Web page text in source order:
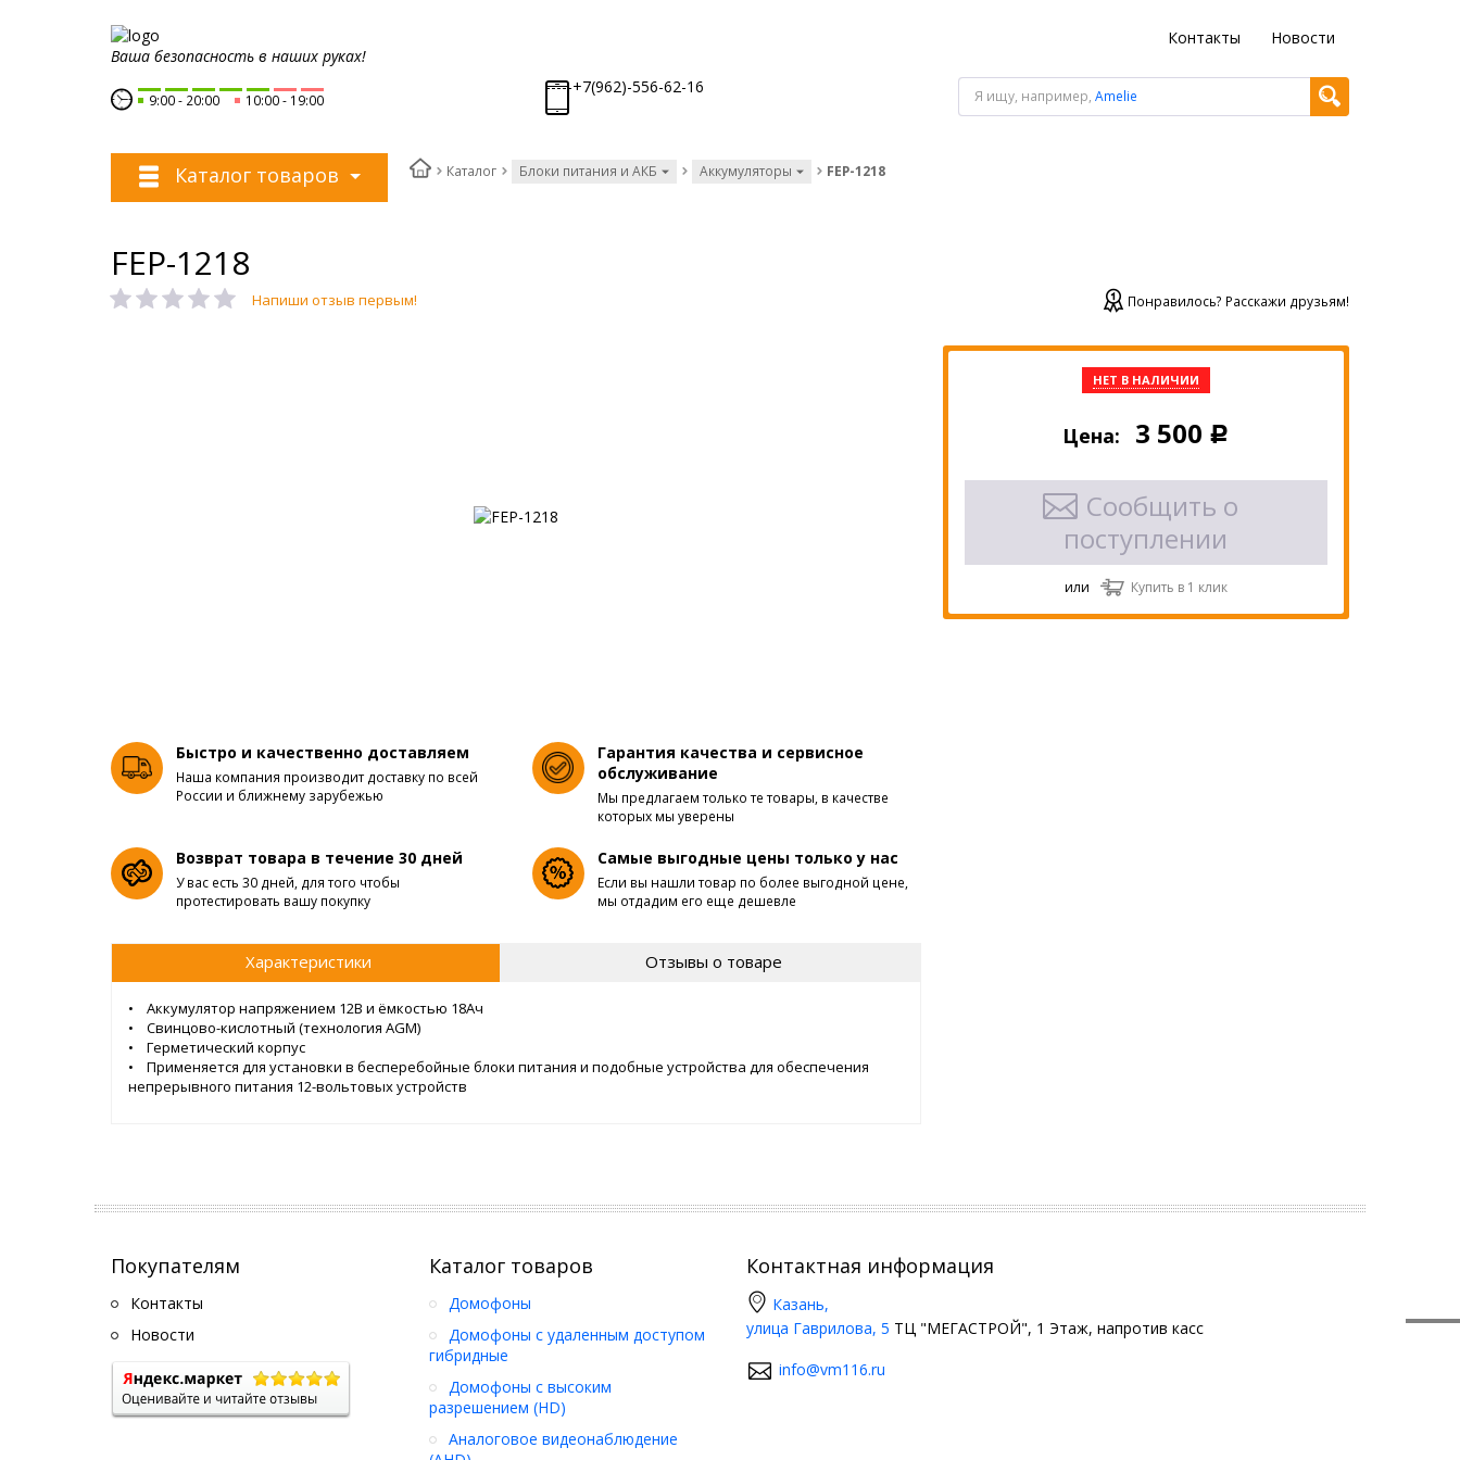
Контакты
Новости
Ваша безопасность в наших руках!
9:00 20:00 10:00 19:00
-----+7(962)-556-62-16 Я ищу, например, Amelie
Каталог товаров Каталог Блоки питания и АКБ Аккумуляторы FEP-1218
FEP-1218
Напиши отзыв первым! Понравилось? Расскажи друзьям!
НЕТ В НАЛИЧИИ
Цена: 3 500 Р
Сообщить о
поступлении
или Купить в 1 клик
Быстро и качественно доставляем
Наша компания производит доставку по всей
России и ближнему зарубежью
Гарантия качества и сервисное
обслуживание
Мы предлагаем только те товары, в качестве
которых мы уверены
Возврат товара в течение 30 дней
У вас есть 30 дней, для того чтобы
протестировать вашу покупку
Самые выгодные цены только у нас
Если вы нашли товар по более выгодной цене,
мы отдадим его еще дешевле
Характеристики Отзывы о товаре
• Аккумулятор напряжением 12В и ёмкостью 18Ач
• Свинцово-кислотный (технология AGM)
• Герметический корпус
• Применяется для установки в бесперебойные блоки питания и подобные устройства для обеспечения
непрерывного питания 12-вольтовых устройств
Покупателям
Контакты
Новости
Каталог товаров
Домофоны
Домофоны с удаленным доступом
гибридные
Домофоны с высоким
разрешением (HD)
Аналоговое видеонаблюдение
Контактная информация
Казань,
улица Гаврилова, 5 ТЦ "МЕГАСТРОЙ", 1 Этаж, напротив касс
info@vm116.ru